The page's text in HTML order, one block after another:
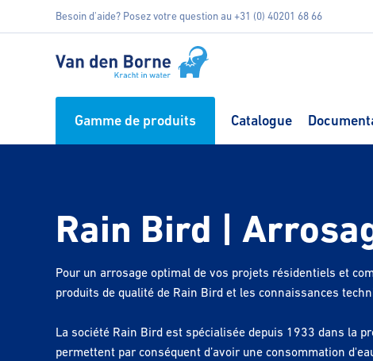
Besoin d'aide? Posez votre question au +31 (0) 40201 68 66
Gamme de produits Catalogue
Rain Bird |
Pour un arrosage optimal de vos projets résidentiels et
produits de qualité de Rain Bird et les connaissances
La société Rain Bird est spécialisée depuis 1933 dans la
permettent par conséquent d’avoir une consommation